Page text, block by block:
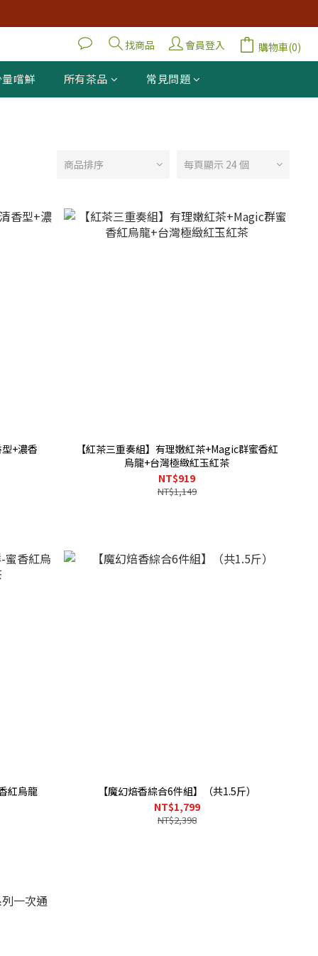
找商品 會員登入 購物車(0)
嚐鮮 所有茶品 常見問題
商品排序 每頁顯示 24 個
+濃香
【紅茶三重奏組】有理嫩紅茶+Magic群蜜香紅
烏龍+台灣極緻紅玉紅茶
NT$919
NT$1,149
紅烏龍
【魔幻焙香綜合6件組】（共1.5斤）
NT$1,799
NT$2,398